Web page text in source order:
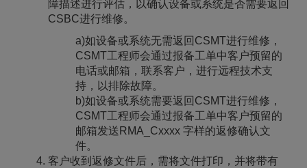
障描述进行评估，以确认设备或系统是否需要返回
CSBC进行维修。
a)如设备或系统无需返回CSMT进行维修，
CSMT工程师会通过报备工单中客户预留的
电话或邮箱，联系客户，进行远程技术支
持，以排除故障。
b)如设备或系统需要返回CSMT进行维修，
CSMT工程师会通过报备工单中客户预留的
邮箱发送RMA_Cxxxx 字样的返修确认文
件。
客户收到返修文件后，需将文件打印，并将带有